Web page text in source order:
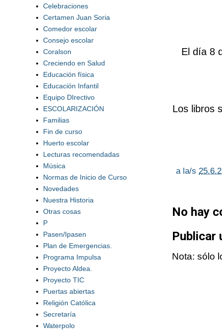
El día 8
Los libros
a la/s
No hay
Publicar
Nota: sólo
Celebraciones
Certamen Juan Soria
Comedor escolar
Consejo escolar
Coralson
Creciendo en Salud
Educación física
Educación Infantil
Equipo DIrectivo
ESCOLARIZACIÓN
Familias
Fin de curso
Huerto escolar
Lecturas recomendadas
Música
Normas de Inicio de Curso
Novedades
Nuestra Historia
Otras cosas
P
Pasen/Ipasen
Plan de Emergencias.
Programa Impulsa
Proyecto Aldea.
Proyecto TIC
Puertas abiertas
Religión Católica
Secretaría
Waterpolo